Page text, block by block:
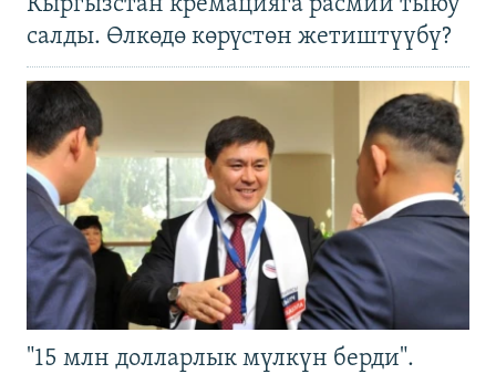
Кыргызстан кремацияга расмий тыюу
салды. Өлкөдө көрүстөн жетиштүүбү?
"15 млн долларлык мүлкүн берди".